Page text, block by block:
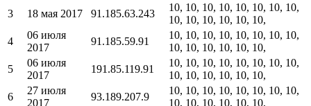
3
18 мая 2017 91.185.63.243
10, 10, 10, 10, 10, 10, 10, 10,
10, 10, 10, 10, 10, 10,
4
06 июля
2017
91.185.59.91
10, 10, 10, 10, 10, 10, 10, 10,
10, 10, 10, 10, 10, 10,
5
06 июля
2017
191.85.119.91
10, 10, 10, 10, 10, 10, 10, 10,
10, 10, 10, 10, 10, 10,
6
27 июля
2017
93.189.207.9
10, 10, 10, 10, 10, 10, 10, 10,
10, 10, 10, 10, 10, 10,